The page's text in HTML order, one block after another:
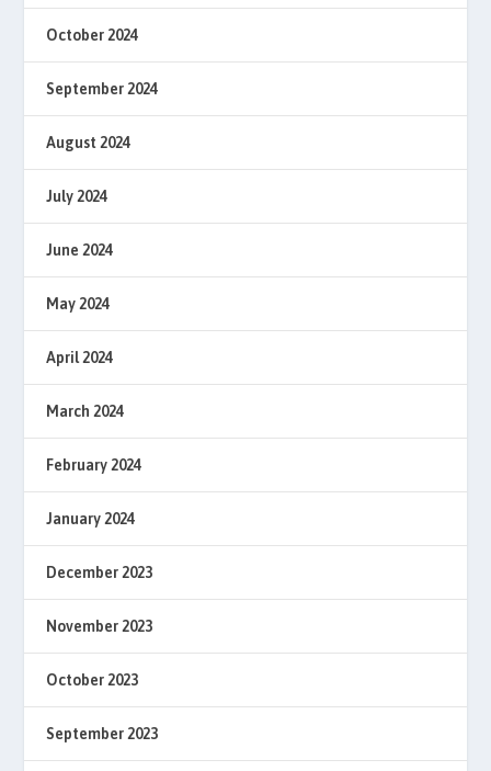
October 2024
September 2024
August 2024
July 2024
June 2024
May 2024
April 2024
March 2024
February 2024
January 2024
December 2023
November 2023
October 2023
September 2023